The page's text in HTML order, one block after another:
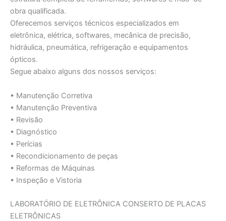
obra qualificada.
Oferecemos serviços técnicos especializados em
eletrônica, elétrica, softwares, mecânica de precisão,
hidráulica, pneumática, refrigeração e equipamentos
ópticos.
Segue abaixo alguns dos nossos serviços:
• Manutenção Corretiva
• Manutenção Preventiva
• Revisão
• Diagnóstico
• Perícias
• Recondicionamento de peças
• Reformas de Máquinas
• Inspeção e Vistoria
LABORATÓRIO DE ELETRÔNICA CONSERTO DE PLACAS
ELETRÔNICAS